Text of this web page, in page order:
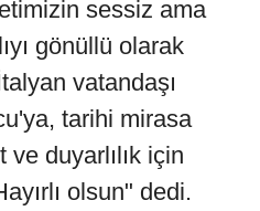
sessiz ama
gönüllü olarak
vatandaşı
tarihi mirasa
duyarlılık için
olsun" dedi.